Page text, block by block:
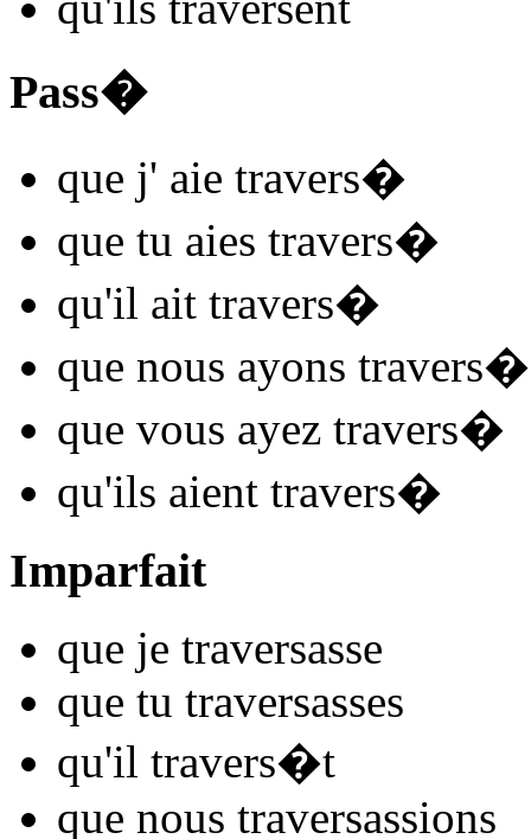
Pass�
que j' aie travers�
que tu aies travers�
qu'il ait travers�
que nous ayons travers�
que vous ayez travers�
qu'ils aient travers�
Imparfait
que je traversasse
que tu traversasses
qu'il travers�t
que nous traversassions